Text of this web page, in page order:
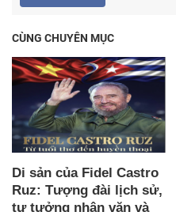
CÙNG CHUYÊN MỤC
Di sản của Fidel Castro
Ruz: Tượng đài lịch sử,
tư tưởng nhân văn và